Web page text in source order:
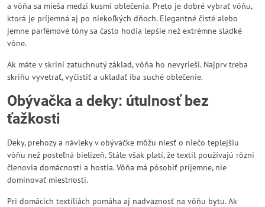
a vôňa sa mieša medzi kusmi oblečenia. Preto je dobré vybrať vôňu,
ktorá je príjemná aj po niekoľkých dňoch. Elegantné čisté alebo
jemne parfémové tóny sa často hodia lepšie než extrémne sladké
vône.
Ak máte v skrini zatuchnutý základ, vôňa ho nevyrieši. Najprv treba
skriňu vyvetrať, vyčistiť a ukladať iba suché oblečenie.
Obývačka a deky: útulnosť bez
ťažkosti
Deky, prehozy a návleky v obývačke môžu niesť o niečo teplejšiu
vôňu než posteľná bielizeň. Stále však platí, že textil používajú rôzni
členovia domácnosti a hostia. Vôňa má pôsobiť príjemne, nie
dominovať miestnosti.
Pri domácich textíliách pomáha aj nadväznosť na vôňu bytu. Ak